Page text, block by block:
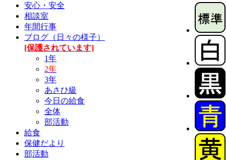
安心・安全
相談室
年間行事
ブログ（日々の様子）
[保護されています]
1年
2年
3年
あさひ級
今日の給食
全体
部活動
給食
保健だより
部活動